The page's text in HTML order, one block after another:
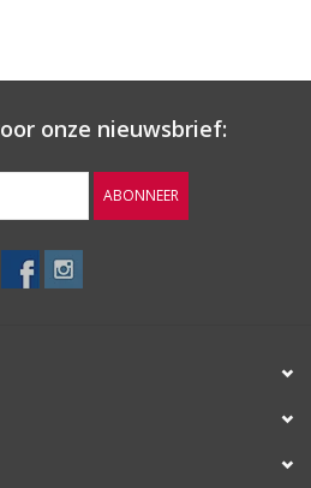
onze nieuwsbrief:
ABONNEER